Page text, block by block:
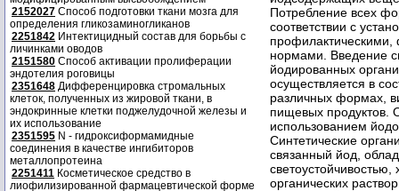
2152027 Способ подготовки ткани мозга для
определения гликозаминогликанов
2251842 Интектицидный состав для борьбы с
личинками оводов
2151580 Способ активации пролиферации
эндотелия роговицы
2351648 Дифференцировка стромальных
клеток, полученных из жировой ткани, в
эндокринные клетки поджелудочной железы и
их использование
2351595 N - гидроксиформамидные
соединения в качестве ингибиторов
металлопротеина
2251411 Косметическое средство в
лиофилизированной фармацевтической форме